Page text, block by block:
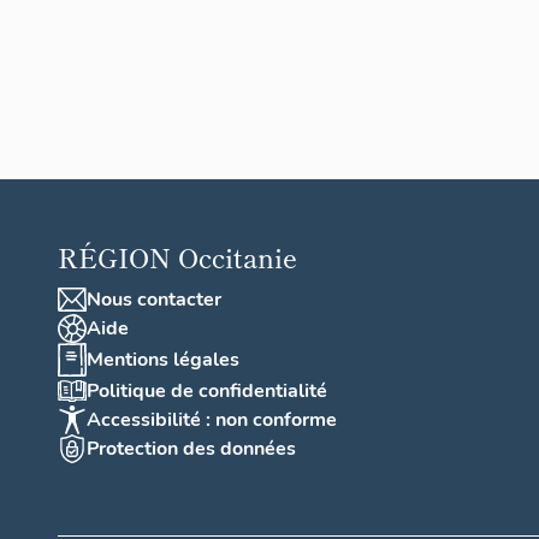
RÉGION Occitanie
Nous contacter
Aide
Mentions légales
Politique de confidentialité
Accessibilité : non conforme
Protection des données